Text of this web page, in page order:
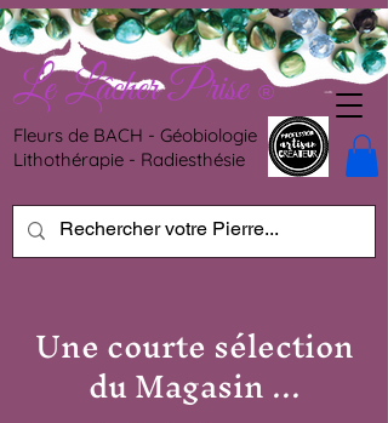
Le Lâcher Prise ®
Fleurs de BACH - Géobiologie
Lithothérapie - Radiesthésie
Une courte sélection
du Magasin ...